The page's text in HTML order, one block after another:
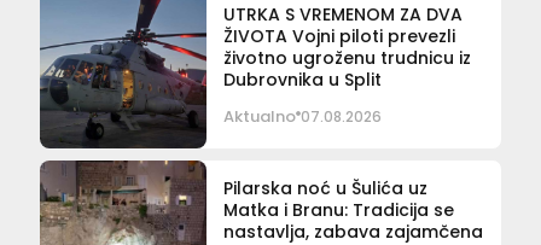
UTRKA S VREMENOM ZA DVA
ŽIVOTA Vojni piloti prevezli
životno ugroženu trudnicu iz
Dubrovnika u Split
Aktualno 07.08.2026
Pilarska noć u Šulića uz
Matka i Branu: Tradicija se
nastavlja, zabava zajamčena